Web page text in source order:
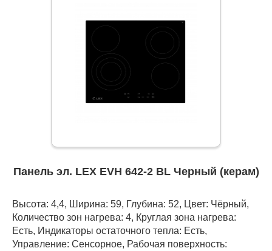
Панель эл. LEX EVH 642-2 BL Черный (керам)
Высота: 4,4, Ширина: 59, Глубина: 52, Цвет: Чёрный,
Количество зон нагрева: 4, Круглая зона нагрева:
Есть, Индикаторы остаточного тепла: Есть,
Управление: Сенсорное, Рабочая поверхность: